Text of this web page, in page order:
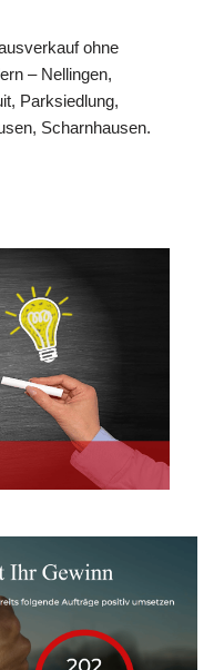
ohne
– Nellingen,
Parksiedlung,
Scharnhausen.